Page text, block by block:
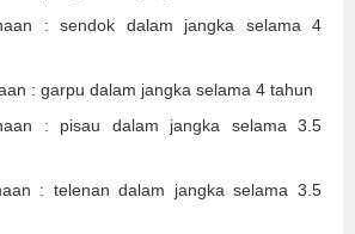
: sendok dalam jangka selama 4
: garpu dalam jangka selama 4 tahun
: pisau dalam jangka selama 3.5
: telenan dalam jangka selama 3.5